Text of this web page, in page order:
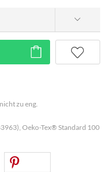
zu eng.
Oeko-Tex® Standard 100